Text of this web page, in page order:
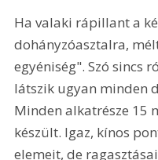
Ha valaki rápillant a
dohányzóasztalra,
egyéniség". Szó sincs
látszik ugyan minden
Minden alkatrésze 15
készült. Igaz, kínos
elemeit, de